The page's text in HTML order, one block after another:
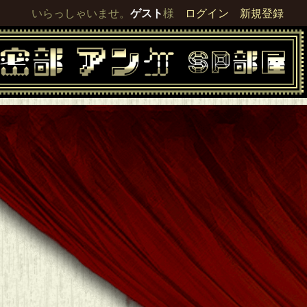
いらっしゃいませ。ゲスト様 ログイン 新規登録